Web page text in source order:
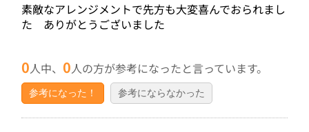
素敵なアレンジメントで先方も大変喜んでおられまし
た ありがとうございました
0人中、0人の方が参考になったと言っています。
参考になった！ 参考にならなかった